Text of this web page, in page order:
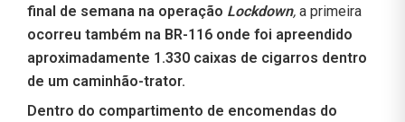
final de semana na operação Lockdown, a primeira
ocorreu também na BR-116 onde foi apreendido
aproximadamente 1.330 caixas de cigarros dentro
de um caminhão-trator.
Dentro do compartimento de encomendas do